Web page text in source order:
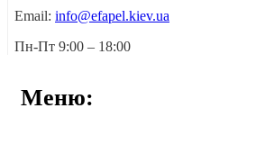
Email: info@efapel.kiev.ua
Пн-Пт 9:00 – 18:00
Меню: